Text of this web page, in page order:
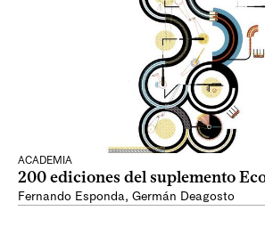
ACADEMIA
200 ediciones del suplemento
Fernando Esponda, Germán Deagosto